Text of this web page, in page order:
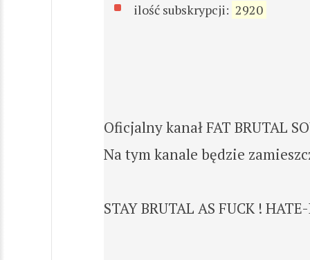
ilość subskrypcji: 2920
Oficjalny kanał FAT BRUTAL
Na tym kanale będzie
STAY BRUTAL AS FUCK !